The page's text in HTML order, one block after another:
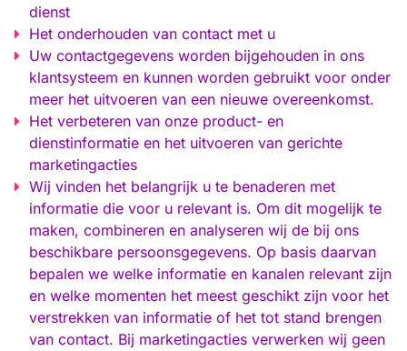
dienst
Het onderhouden van contact met u
Uw contactgegevens worden bijgehouden in ons
klantsysteem en kunnen worden gebruikt voor onder
meer het uitvoeren van een nieuwe overeenkomst.
Het verbeteren van onze product- en
dienstinformatie en het uitvoeren van gerichte
marketingacties
Wij vinden het belangrijk u te benaderen met
informatie die voor u relevant is. Om dit mogelijk te
maken, combineren en analyseren wij de bij ons
beschikbare persoonsgegevens. Op basis daarvan
bepalen we welke informatie en kanalen relevant zijn
en welke momenten het meest geschikt zijn voor het
verstrekken van informatie of het tot stand brengen
van contact. Bij marketingacties verwerken wij geen